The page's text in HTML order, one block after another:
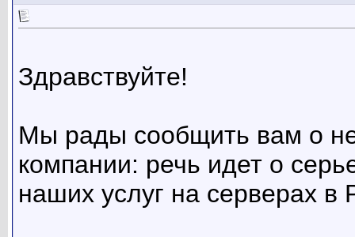
Здравствуйте!
Мы рады сообщить вам о
компании: речь идет о
наших услуг на серверах